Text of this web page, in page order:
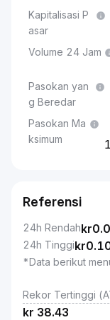
Kapitalisasi P
asar
Volume 24 Jam
Pasokan yan
g Beredar
Pasokan Ma
ksimum
Referensi
24h Rendahkr
24h Tinggikr
*Data berikut
Rekor Tertinggi
kr 38.43